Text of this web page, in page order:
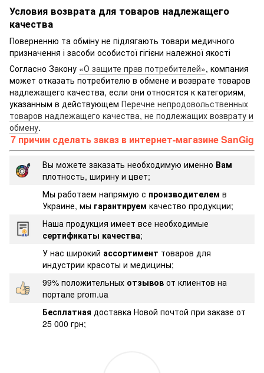
Условия возврата для товаров надлежащего
качества
Поверненню та обміну не підлягають товари медичного
призначення і засоби особистої гігієни належної якості
Согласно Закону «О защите прав потребителей», компания
может отказать потребителю в обмене и возврате товаров
надлежащего качества, если они относятся к категориям,
указанным в действующем Перечне непродовольственных
товаров надлежащего качества, не подлежащих возврату и
обмену.
7 причин сделать заказ в интернет-магазине SanGig
Вы можете заказать необходимую именно Вам
плотность, ширину и цвет;
Мы работаем напрямую с производителем в
Украине, мы гарантируем качество продукции;
Наша продукция имеет все необходимые
сертификаты качества;
У нас широкий ассортимент товаров для
индустрии красоты и медицины;
99% положительных отзывов от клиентов на
портале prom.ua
Бесплатная доставка Новой почтой при заказе от
25 000 грн;